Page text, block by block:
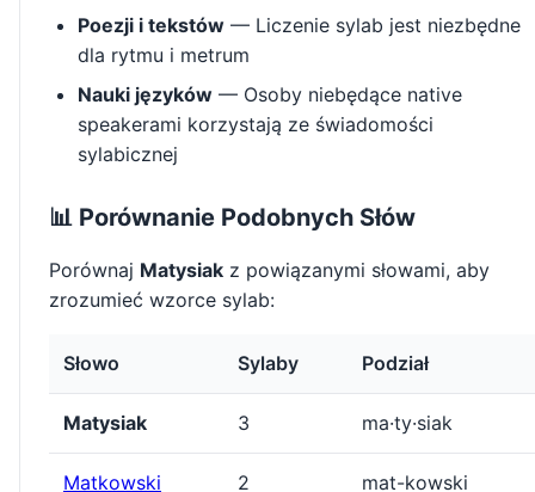
Poezji i tekstów — Liczenie sylab jest niezbędne
dla rytmu i metrum
Nauki języków — Osoby niebędące native
speakerami korzystają ze świadomości
sylabicznej
📊 Porównanie Podobnych Słów
Porównaj Matysiak z powiązanymi słowami, aby
zrozumieć wzorce sylab:
Słowo Sylaby Podział
Matysiak 3 ma·ty·siak
Matkowski 2 mat-kowski